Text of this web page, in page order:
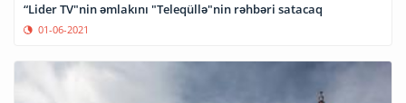
“Lider TV"nin əmlakını "Teleqüllə"nin rəhbəri satacaq
01-06-2021